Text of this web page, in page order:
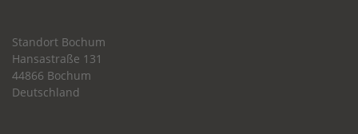
Standort Bochum
Hansastraße 131
44866 Bochum
Deutschland